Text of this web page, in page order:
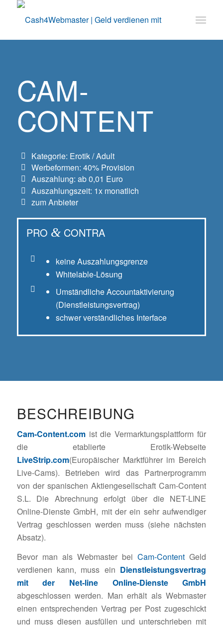
CAM-
CONTENT
Kategorie: Erotik / Adult
Werbeformen: 40% Provision
Auszahlung: ab 0,01 Euro
Auszahlungszeit: 1x monatlich
zum Anbieter
PRO &CONTRA
keine Auszahlungsgrenze
Whitelable-Lösung
Umständliche Accountaktivierung
(Dienstleistungsvertrag)
schwer verständliches Interface
BESCHREIBUNG
Cam-Content.comist die Vermarktungsplattform für
die etablierte Erotik-Webseite
LiveStrip.com(Europäischer Marktführer im Bereich
Live-Cams). Betrieben wird das Partnerprogramm
von der spanischen Aktiengesellschaft Cam-Content
S.L. Die Abrechnung erfolgt über die NET-LINE
Online-Dienste GmbH, mit der ein sehr aufwendiger
Vertrag geschlossen werden muss (siehe nächsten
Absatz).
Bevor man als Webmaster beiCam-Content Geld
verdienen kann, muss ein Dienstleistungsvertrag
mit der Net-line Online-Dienste GmbH
abgeschlossen werden. Man erhält als Webmaster
einen entsprechenden Vertrag per Post zugeschickt
und muss diesen ausfüllen und unterschrieben mit